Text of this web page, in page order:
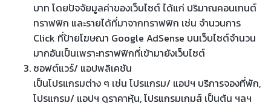
บาท โดยปัจจัยมูลค่าของเว็บไซต์ ได้แก่ ปริมาณคอนเทนต์
ทราฟฟิก และรายได้ที่มาจากทราฟฟิก เช่น จำนวนการ
Click ที่ป้ายโฆษณา Google AdSense บนเว็บไซต์จำนวน
มากอันเป็นเพราะทราฟฟิกที่เข้ามายังเว็บไซต์
ซอฟต์แวร์/ แอปพลิเคชัน
เป็นโปรแกรมต่าง ๆ เช่น โปรแกรม/ แอปฯ บริการจองที่พัก,
โปรแกรม/ แอปฯ ดูราคาหุ้น, โปรแกรมเกมส์ เป็นต้น ฯลฯ